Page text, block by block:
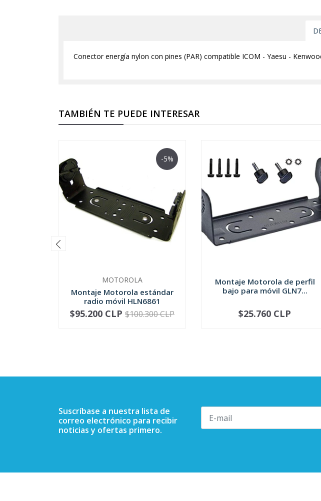
Conector energía nylon con pines (PAR) compatible ICOM - Yaesu -
TAMBIÉN TE PUEDE INTERESAR
-5%
MOTOROLA
Montaje Motorola estándar
radio móvil HLN6861
+
-
$95.200 CLP $100.300 CLP
Montaje Motorola de perfil
bajo para móvil GLN7...
+
$25.760 CLP
Suscríbase a nuestra lista de
correo electrónico para recibir
noticias y ofertas primero.